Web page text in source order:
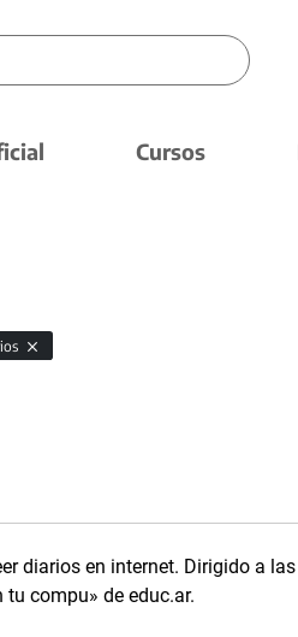
Cursos
diarios en internet. Dirigido a
tu compu» de educ.ar.